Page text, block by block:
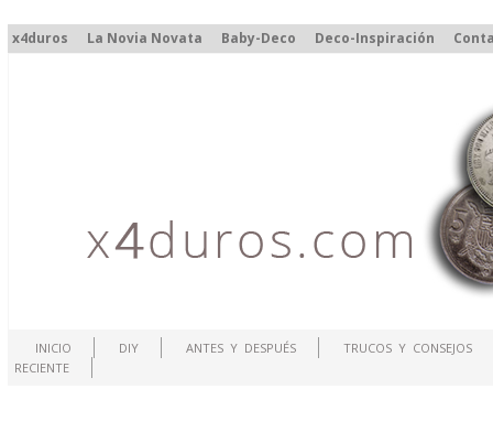
x4duros La Novia Novata Baby-Deco Deco-Inspiración
INICIO DIY ANTES Y DESPUÉS
TRUCOS Y CONSEJOS
RECIENTE